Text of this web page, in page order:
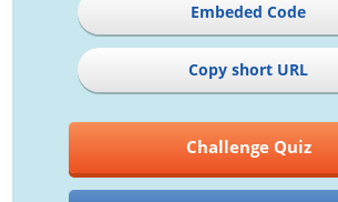
Embeded Code
Copy short URL
Challenge Quiz